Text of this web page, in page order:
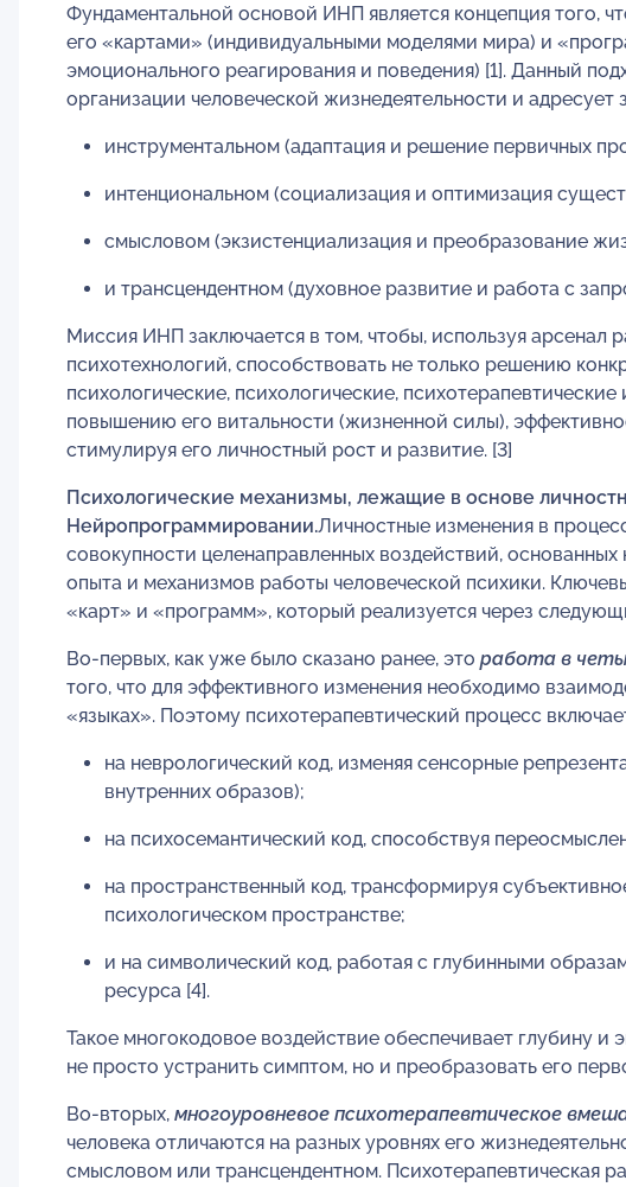
Фундаментальной основой ИНП является концепция того,
его «картами» (индивидуальными моделями мира) и
эмоционального реагирования и поведения) [1]. Данный
организации человеческой жизнедеятельности и
инструментальном (адаптация и решение первичных
интенциональном (социализация и оптимизация
смысловом (экзистенциализация и преобразование
и трансцендентном (духовное развитие и работа с
Миссия ИНП заключается в том, чтобы, используя арсенал
психотехнологий, способствовать не только решению
психологические, психологические,
повышению его витальности (жизненной силы),
стимулируя его личностный рост и развитие. [3]
Психологические механизмы, лежащие в основе
Нейропрограммировании.Личностные изменения в
совокупности целенаправленных воздействий,
опыта и механизмов работы человеческой психики.
«карт» и «программ», который реализуется через
Во-первых, как уже было сказано ранее, это работа в
того, что для эффективного изменения необходимо
«языках». Поэтому психотерапевтический процесс
на неврологический код, изменяя сенсорные
внутренних образов);
на психосемантический код, способствуя
на пространственный код, трансформируя
психологическом пространстве;
и на символический код, работая с глубинными
ресурса [4].
Такое многокодовое воздействие обеспечивает глубину и
не просто устранить симптом, но и преобразовать его
Во-вторых, многоуровневое психотерапевтическое
человека отличаются на разных уровнях его
смысловом или трансцендентном. Психотерапевтическая